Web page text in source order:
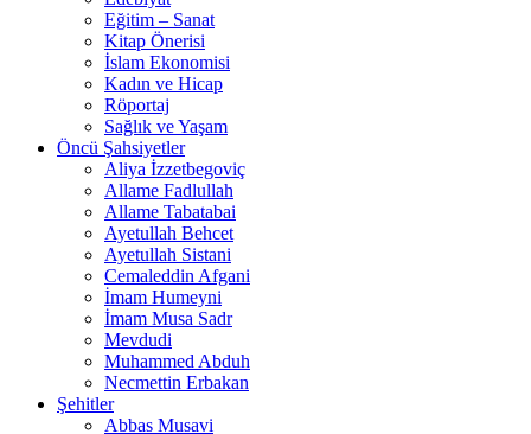
Eğitim – Sanat
Kitap Önerisi
İslam Ekonomisi
Kadın ve Hicap
Röportaj
Sağlık ve Yaşam
Öncü Şahsiyetler
Aliya İzzetbegoviç
Allame Fadlullah
Allame Tabatabai
Ayetullah Behcet
Ayetullah Sistani
Cemaleddin Afgani
İmam Humeyni
İmam Musa Sadr
Mevdudi
Muhammed Abduh
Necmettin Erbakan
Şehitler
Abbas Musavi